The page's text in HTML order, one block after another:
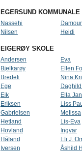
EGERSUND
Nassehi
Nilsen
Heidi
EIGERØY SKOLE
Andersen Eva
Bjelkarøy
Ellen
Bredeli
Nina
Ege
Eik
Ella
Eriksen
Liss
Gabrielsen
Melissa
Hetland
Lis-Eva
Hovland
Ingvar
Håland
Eli J.
Iversen
Åshild